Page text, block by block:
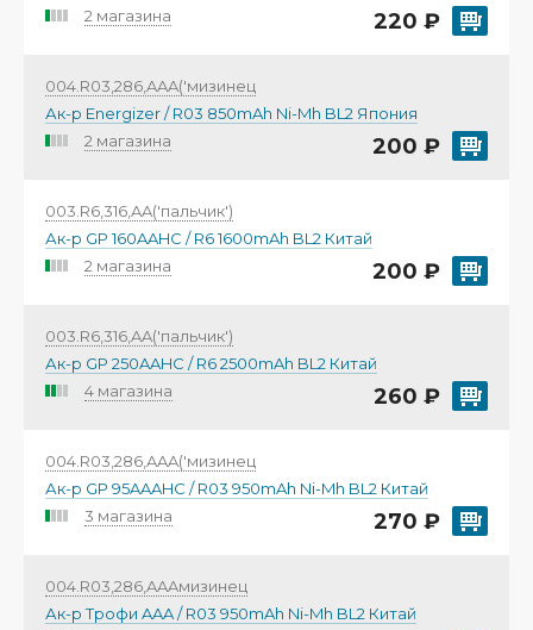
2 магазина
220 ₽
004.R03,286,AAA('мизинец
Ак-р Energizer / R03 850mAh Ni-Mh BL2 Япония
2 магазина
200 ₽
003.R6,316,AA('пальчик')
Ак-р GP 160AAHC / R6 1600mAh BL2 Китай
2 магазина
200 ₽
003.R6,316,AA('пальчик')
Ак-р GP 250AAHC / R6 2500mAh BL2 Китай
4 магазина
260 ₽
004.R03,286,AAA('мизинец
Ак-р GP 95AAAHC / R03 950mAh Ni-Mh BL2 Китай
3 магазина
270 ₽
004.R03,286,AAAмизинец
Ак-р Трофи AAA / R03 950mAh Ni-Mh BL2 Китай